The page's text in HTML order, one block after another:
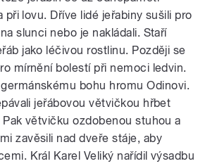
při lovu. Dříve lidé jeřabiny sušili pro
slunci nebo je nakládali. Staří
jako léčivou rostlinu. Později se
mírnění bolestí při nemoci ledvin.
bohu hromu Odinovi.
jeřábovou větvičkou hřbet
větvičku ozdobenou stuhou a
zavěsili nad dveře stáje, aby
Král Karel Veliký nařídil výsadbu